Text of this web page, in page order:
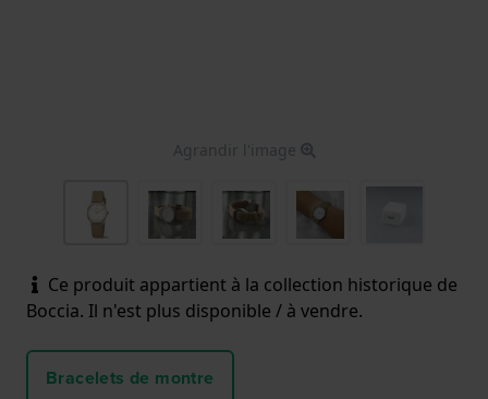
Agrandir l'image
Ce produit appartient à la collection historique de
Boccia. Il n'est plus disponible / à vendre.
Bracelets de montre